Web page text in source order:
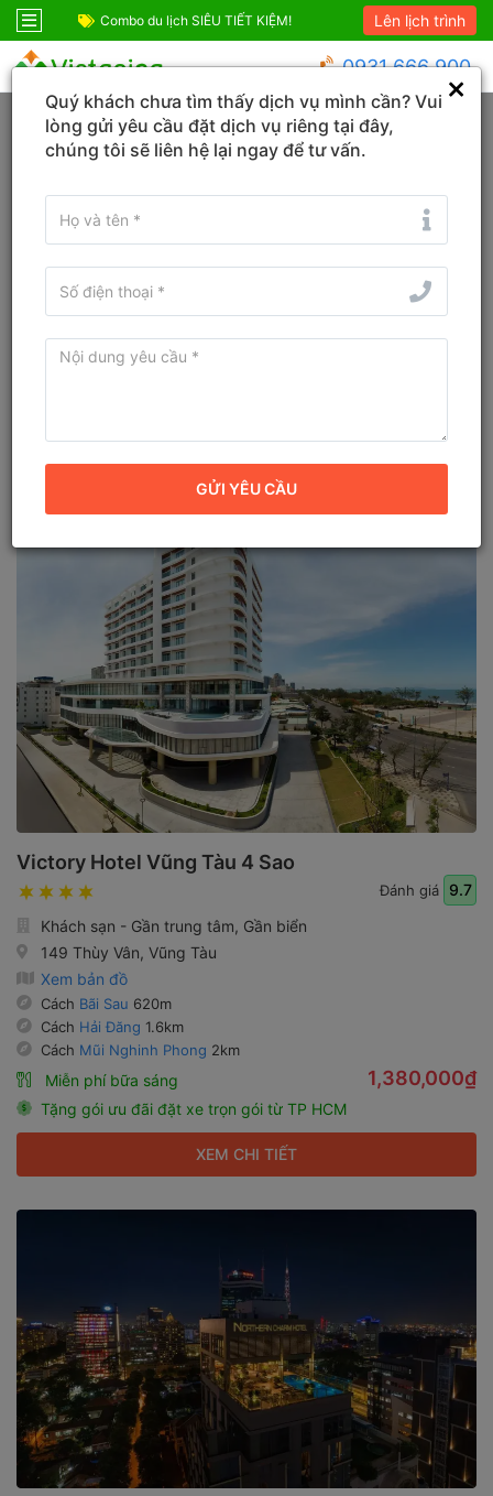
Combo du lịch SIÊU TIẾT KIỆM! Combo Phú Quốc
Lên lịch trình
0931 666 900
Trang chủ Hồ Chí Minh
Tìm khách sạn ở gần đây
Bản đồ Sắp xếp
Minh
Victory Hotel Vũng Tàu 4 Sao
Đánh giá
9.7
Khách sạn - Gần trung tâm, Gần biển
149 Thùy Vân, Vũng Tàu
Xem bản đồ
Cách Bãi Sau 620m
Cách Hải Đăng 1.6km
Cách Mũi Nghinh Phong 2km
Miễn phí bữa sáng
Tặng gói ưu đãi đặt xe trọn gói từ TP HCM
1,380,000₫
XEM CHI TIẾT
Quý khách chưa tìm thấy dịch vụ mình cần? Vui
lòng gửi yêu cầu đặt dịch vụ riêng tại đây,
chúng tôi sẽ liên hệ lại ngay để tư vấn.